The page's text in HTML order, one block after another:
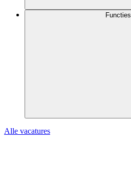
Functies
Alle vacatures